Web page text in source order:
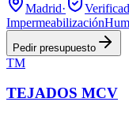
Madrid·
Impermeabilización
Pedir presupuesto
TM
TEJADOS MCV